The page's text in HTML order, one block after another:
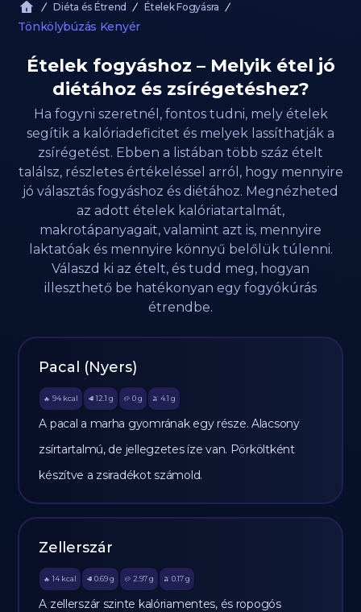
Diéta és Étrend Ételek Fogyásra
Tönkölybúzás Kenyér
Ételek fogyáshoz – Melyik étel jó
diétához és zsírégetéshez?
Ha fogyni szeretnél, fontos tudni, mely ételek
segítik a kalóriadeficitet és melyek lassíthatják a
zsírégetést. Ebben a listában több száz ételt
találsz, részletes értékeléssel arról, hogy mennyire
jó választás fogyáshoz és diétához. Megnézheted
az adott ételek kalóriatartalmát,
makrotápanyagait, valamint azt is, mennyire
laktatóak és mennyire könnyű belőlük túlenni.
Válaszd ki az ételt, és tudd meg, hogyan
illeszthető be hatékonyan egy fogyókúrás
étrendbe.
Pacal (Nyers)
🔥 94 kcal 🥩 12.1 g 🥔 0g 🫒 4.1 g
A pacal a marha gyomrának egy része. Alacsony
zsírtartalmú, de jellegzetes íze van. Pörköltként
készítve a zsiradékot számold.
Zellerszár
🔥 14 kcal 🥩 0.69 g 🥔 2.97g 🫒 0.17 g
A zellerszár szinte kalóriamentes, és ropogós